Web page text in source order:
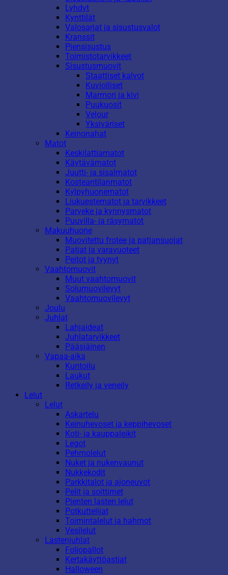
Lyhdyt
Kynttilät
Valosarjat ja sisustusvalot
Kranssit
Piensisustus
Toimistotarvikkeet
Sisustusmuovit
Staattiset kalvot
Kuviolliset
Marmori ja kivi
Puukuosit
Velour
Yksiväriset
Keinonahat
Matot
Keskilattiamatot
Käytävämatot
Juutti- ja sisalmatot
Kosteantilanmatot
Kylpyhuonematot
Liukuestematot ja tarvikkeet
Parveke ja kynnysmatot
Puuvilla- ja räsymatot
Makuuhuone
Muovitettu frotee ja patjansuojat
Patjat ja varavuoteet
Peitot ja tyynyt
Vaahtomuovit
Muut vaahtomuovit
Solumuovilevyt
Vaahtomuovilevyt
Joulu
Juhlat
Lahjaideat
Juhlatarvikkeet
Pääsiäinen
Vapaa-aika
Kuntoilu
Laukut
Retkeily ja veneily
Lelut
Lelut
Askartelu
Keinuhevoset ja keppihevoset
Koti- ja kauppaleikit
Legot
Pehmolelut
Nuket ja nukenvaunut
Nukkekodit
Parkkitalot ja ajoneuvot
Pelit ja soittimet
Pienten lasten lelut
Potkuttelijat
Toimintalelut ja hahmot
Vesilelut
Lastenjuhlat
Foliopallot
Kertakäyttöastiat
Halloween